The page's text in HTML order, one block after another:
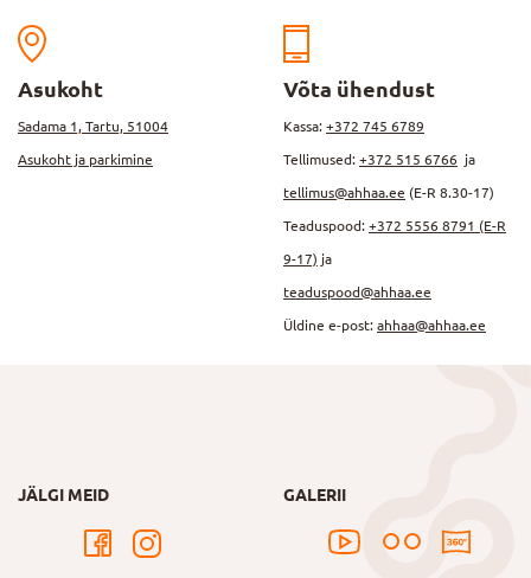
Asukoht
Sadama 1, Tartu, 51004
Asukoht ja parkimine
Võta ühendust
Kassa: +372 745 6789
Tellimused: +372 515 6766 ja
tellimus@ahhaa.ee (E-R 8.30-17)
Teaduspood: +372 5556 8791 (E-R
9-17) ja
teaduspood@ahhaa.ee
Üldine e-post: ahhaa@ahhaa.ee
JÄLGI MEID GALERII